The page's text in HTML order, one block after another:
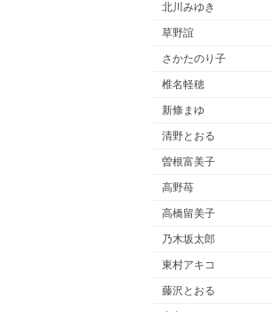
北川みゆき
草野誼
さかたのり子
椎名軽穂
新條まゆ
清野とおる
曽根富美子
高野苺
高橋留美子
乃木坂太郎
東村アキコ
藤沢とおる